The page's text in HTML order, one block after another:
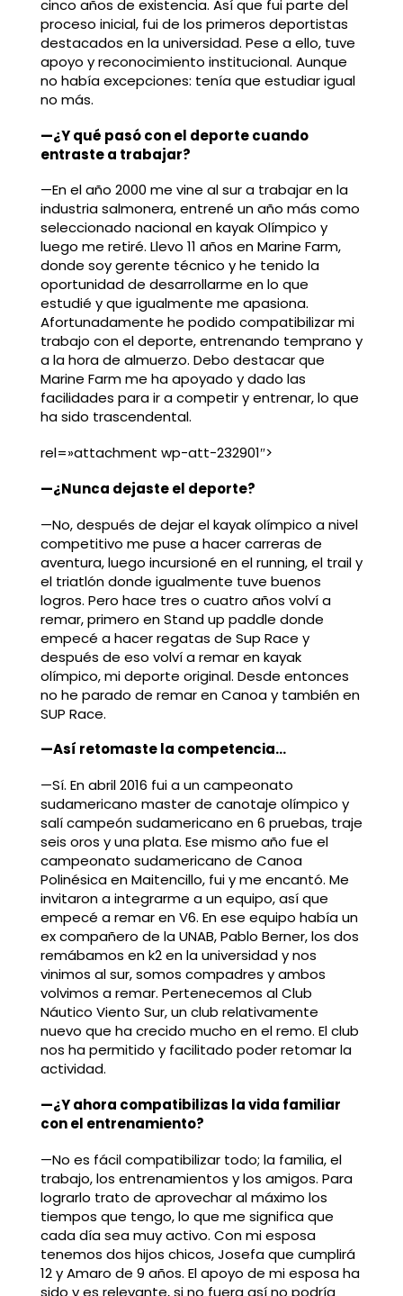
cinco años de existencia. Así que fui parte del
proceso inicial, fui de los primeros deportistas
destacados en la universidad. Pese a ello, tuve
apoyo y reconocimiento institucional. Aunque
no había excepciones: tenía que estudiar igual
no más.
—¿Y qué pasó con el deporte cuando
entraste a trabajar?
—En el año 2000 me vine al sur a trabajar en la
industria salmonera, entrené un año más como
seleccionado nacional en kayak Olímpico y
luego me retiré. Llevo 11 años en Marine Farm,
donde soy gerente técnico y he tenido la
oportunidad de desarrollarme en lo que
estudié y que igualmente me apasiona.
Afortunadamente he podido compatibilizar mi
trabajo con el deporte, entrenando temprano y
a la hora de almuerzo. Debo destacar que
Marine Farm me ha apoyado y dado las
facilidades para ir a competir y entrenar, lo que
ha sido trascendental.
rel=»attachment wp-att-232901″>
—¿Nunca dejaste el deporte?
—No, después de dejar el kayak olímpico a nivel
competitivo me puse a hacer carreras de
aventura, luego incursioné en el running, el trail y
el triatlón donde igualmente tuve buenos
logros. Pero hace tres o cuatro años volví a
remar, primero en Stand up paddle donde
empecé a hacer regatas de Sup Race y
después de eso volví a remar en kayak
olímpico, mi deporte original. Desde entonces
no he parado de remar en Canoa y también en
SUP Race.
—Así retomaste la competencia…
—Sí. En abril 2016 fui a un campeonato
sudamericano master de canotaje olímpico y
salí campeón sudamericano en 6 pruebas, traje
seis oros y una plata. Ese mismo año fue el
campeonato sudamericano de Canoa
Polinésica en Maitencillo, fui y me encantó. Me
invitaron a integrarme a un equipo, así que
empecé a remar en V6. En ese equipo había un
ex compañero de la UNAB, Pablo Berner, los dos
remábamos en k2 en la universidad y nos
vinimos al sur, somos compadres y ambos
volvimos a remar. Pertenecemos al Club
Náutico Viento Sur, un club relativamente
nuevo que ha crecido mucho en el remo. El club
nos ha permitido y facilitado poder retomar la
actividad.
—¿Y ahora compatibilizas la vida familiar
con el entrenamiento?
—No es fácil compatibilizar todo; la familia, el
trabajo, los entrenamientos y los amigos. Para
lograrlo trato de aprovechar al máximo los
tiempos que tengo, lo que me significa que
cada día sea muy activo. Con mi esposa
tenemos dos hijos chicos, Josefa que cumplirá
12 y Amaro de 9 años. El apoyo de mi esposa ha
sido y es relevante, si no fuera así no podría